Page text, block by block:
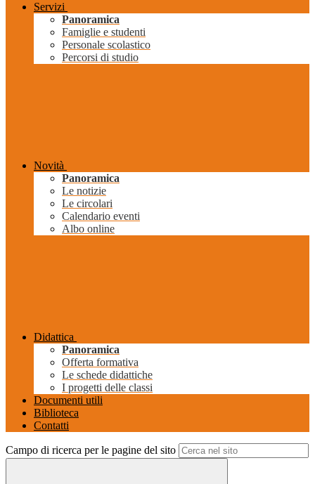
Servizi
Panoramica
Famiglie e studenti
Personale scolastico
Percorsi di studio
Novità
Panoramica
Le notizie
Le circolari
Calendario eventi
Albo online
Didattica
Panoramica
Offerta formativa
Le schede didattiche
I progetti delle classi
Documenti utili
Biblioteca
Contatti
Campo di ricerca per le pagine del sito